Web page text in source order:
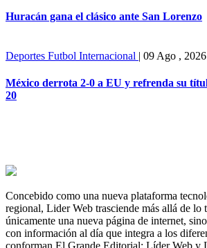
Huracán gana el clásico ante San Lorenzo
Deportes Futbol Internacional | 09 Ago , 2026
México derrota 2-0 a EU y refrenda su
20
Concebido como una nueva plataforma
regional, Lider Web trasciende más allá de lo
únicamente una nueva página de internet,
con información al día que integra a los